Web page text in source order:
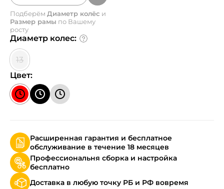
Подберём Диаметр колёс и
Размер рамы по Вашему
росту
Диаметр колес:
13
Цвет:
Расширенная гарантия и бесплатное
обслуживание в течение 18 месяцев
Профессиональня сборка и настройка
бесплатно
Доставка в любую точку РБ и РФ вовремя